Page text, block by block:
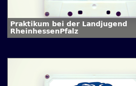
Praktikum bei der Landjugend
RheinhessenPfalz